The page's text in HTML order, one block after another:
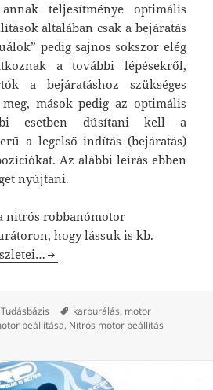
teljesítménye optimális
általában csak a bejáratás
pedig sajnos sokszor elég
a további lépésekről,
a bejáratáshoz szükséges
mások pedig az optimális
esetben dúsítani kell a
a legelső indítás (bejáratás)
Az alábbi leírás ebben
nyújtani.
nitrós robbanómotor
hogy lássuk is kb.
R/C nitrós robbanómotor beállítása
Tudásbázis Címke
karburálás, motor
beállítása, Nitrós motor beállítás